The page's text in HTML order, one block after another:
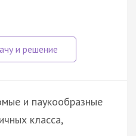
и паукообразные
класса,